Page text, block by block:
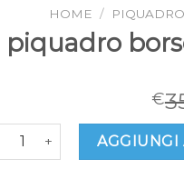
HOME /
piquadro
€
borsello uomo
AGGIUNGI